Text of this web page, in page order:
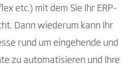
etc.) mit dem Sie Ihr ERP-
Dann wiederum kann Ihr
rund um eingehende und
zu automatisieren und Ihre